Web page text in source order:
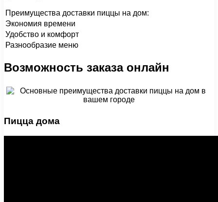
Преимущества доставки пиццы на дом:
Экономия времени
Удобство и комфорт
Разнообразие меню
Возможность заказа онлайн
Пицца дома